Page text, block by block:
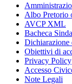
Albo Pretorio
AVCP XML
Bacheca
Dichiarazione
Obiettivi di
Privacy Policy
Accesso
Note Legali